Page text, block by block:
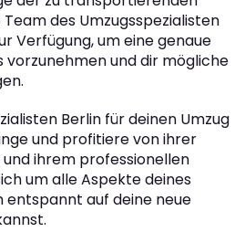
des Umzugsspezialisten
Verfügung, um eine genaue
vorzunehmen und dir mögliche
Berlin für deinen Umzug
und profitiere von ihrer
ihrem professionellen
um alle Aspekte deines
entspannt auf deine neue